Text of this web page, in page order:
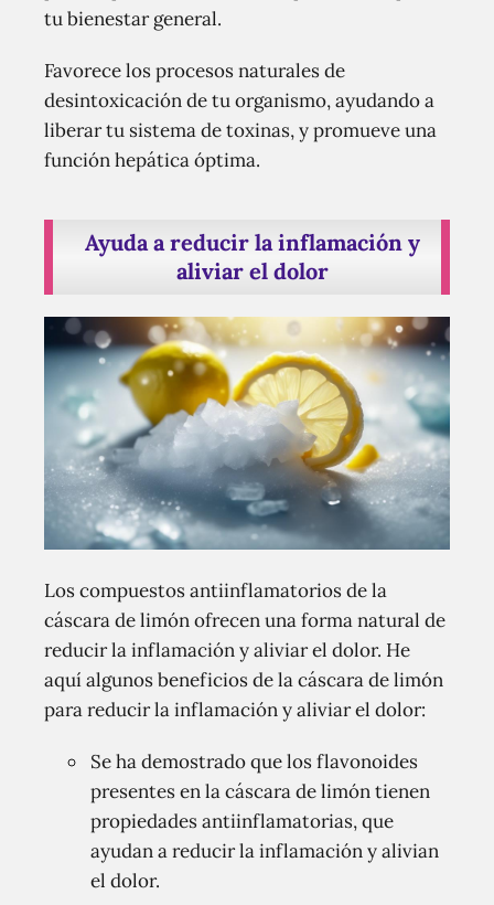
tu bienestar general.
Favorece los procesos naturales de
desintoxicación de tu organismo, ayudando a
liberar tu sistema de toxinas, y promueve una
función hepática óptima.
Ayuda a reducir la inflamación y
aliviar el dolor
Los compuestos antiinflamatorios de la
cáscara de limón ofrecen una forma natural de
reducir la inflamación y aliviar el dolor. He
aquí algunos beneficios de la cáscara de limón
para reducir la inflamación y aliviar el dolor:
Se ha demostrado que los flavonoides
presentes en la cáscara de limón tienen
propiedades antiinflamatorias, que
ayudan a reducir la inflamación y alivian
el dolor.